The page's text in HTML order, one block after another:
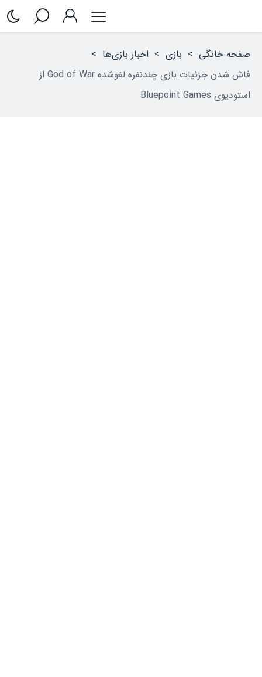
صفحه خانگی > بازی > اخبار بازی‌ها >
فاش شدن جزئیات بازی چندنفره لغو‌شده God of War از
استودیوی Bluepoint Games